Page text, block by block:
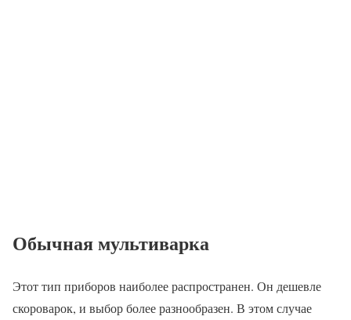
Обычная мультиварка
Этот тип приборов наиболее распространен. Он дешевле
скороварок, и выбор более разнообразен. В этом случае